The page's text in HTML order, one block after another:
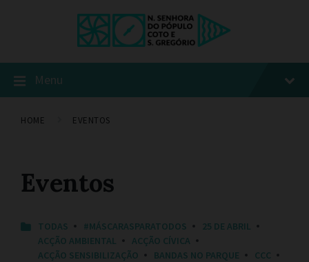
Menu
HOME EVENTOS
Eventos
C
TODAS #MÁSCARASPARATODOS
25 DE ABRIL
ACÇÃO AMBIENTAL
ACÇÃO CÍVICA
ACÇÃO SENSIBILIZAÇÃO
BANDAS NO PARQUE
CCC